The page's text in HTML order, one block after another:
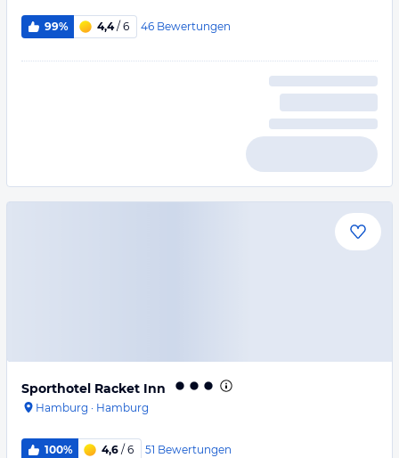
99% 4,4/ 6 46 Bewertungen
Sporthotel Racket Inn
Hamburg · Hamburg
100% 4,6 / 6 51 Bewertungen